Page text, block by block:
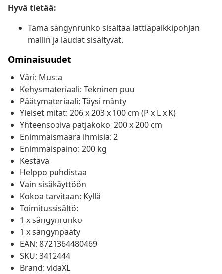
Hyvä tietää:
Tämä sängynrunko sisältää lattiapalkkipohjan
mallin ja laudat sisältyvät.
Ominaisuudet
Väri: Musta
Kehysmateriaali: Tekninen puu
Päätymateriaali: Täysi mänty
Yleiset mitat: 206 x 203 x 100 cm (P x L x K)
Yhteensopiva patjakoko: 200 x 200 cm
Enimmäismäärä ihmisiä: 2
Enimmäispaino: 200 kg
Kestävä
Helppo puhdistaa
Vain sisäkäyttöön
Kokoa tarvitaan: Kyllä
Toimitussisältö:
1 x sängynrunko
1 x sängynpääty
EAN: 8721364480469
SKU: 3412444
Brand: vidaXL